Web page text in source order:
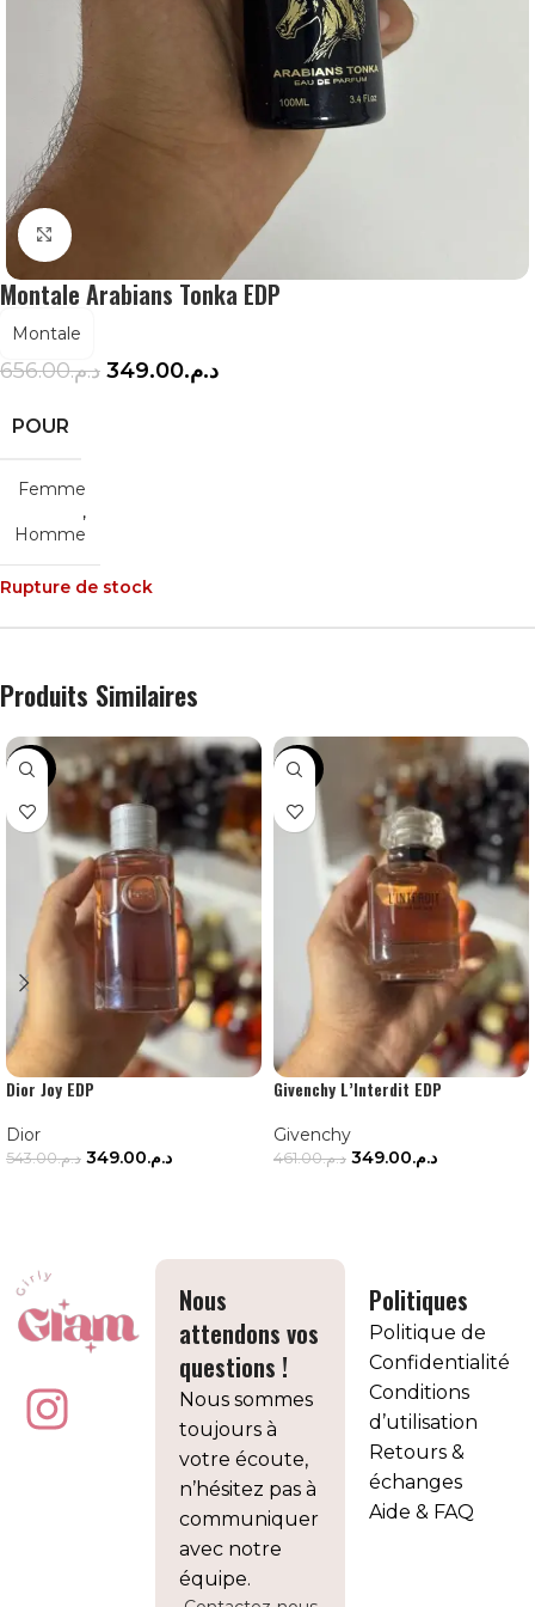
Agrandir
Montale Arabians Tonka EDP
Montale
د.م.656.00 د.م.349.00
POUR
Femme
,
Homme
Rupture de stock
Produits Similaires
-36%
Dior Joy EDP
Dior
د.م.543.00 د.م.349.00
-24%
Givenchy L’Interdit EDP
Givenchy
د.م.461.00 د.م.349.00
Nous
attendons vos
questions !
Nous sommes
toujours à
votre écoute,
n’hésitez pas à
communiquer
avec notre
équipe.
Politiques
Politique de
Confidentialité
Conditions
d’utilisation
Retours &
échanges
Aide & FAQ